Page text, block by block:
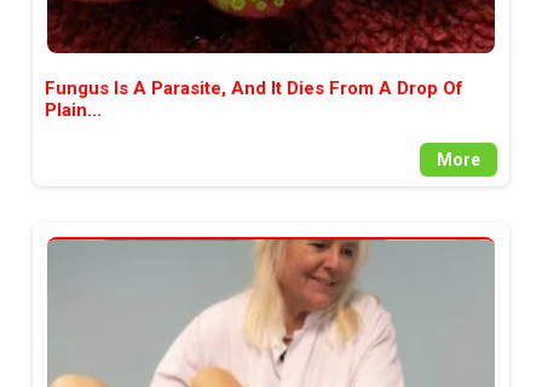
Fungus Is A Parasite, And It Dies From A Drop Of
Plain...
More